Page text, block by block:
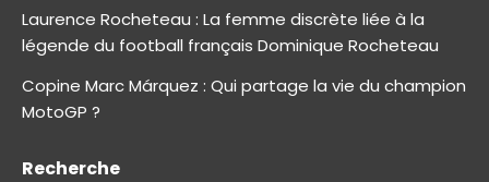
Laurence Rocheteau : La femme discrète liée à la
légende du football français Dominique Rocheteau
Copine Marc Márquez : Qui partage la vie du champion
MotoGP ?
Recherche